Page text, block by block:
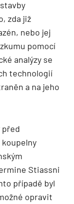
zda již
nebo jej
pomocí
analýzy se
technologií
a na jeho
před
Stiassni
případě byl
opravit